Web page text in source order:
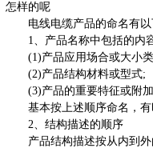
怎样的呢
电线电缆产品的命名有以
1、产品名称中包括的内
(1)产品应用场合或大小
(2)产品结构材料或型式;
(3)产品的重要特征或附加
基本按上述顺序命名，有
2、结构描述的顺序
产品结构描述按从内到外